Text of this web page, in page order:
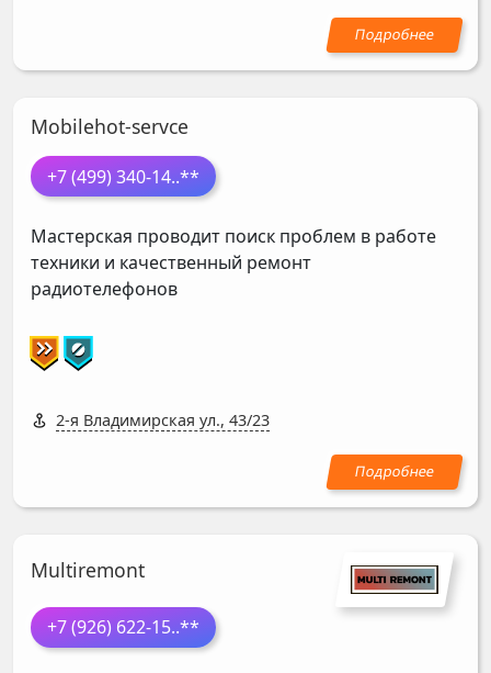
Mobilehot-servce
+7 (499) 340-14..**
Мастерская проводит поиск проблем в работе
техники и качественный ремонт
радиотелефонов
2-я Владимирская ул., 43/23
Multiremont
+7 (926) 622-15..**